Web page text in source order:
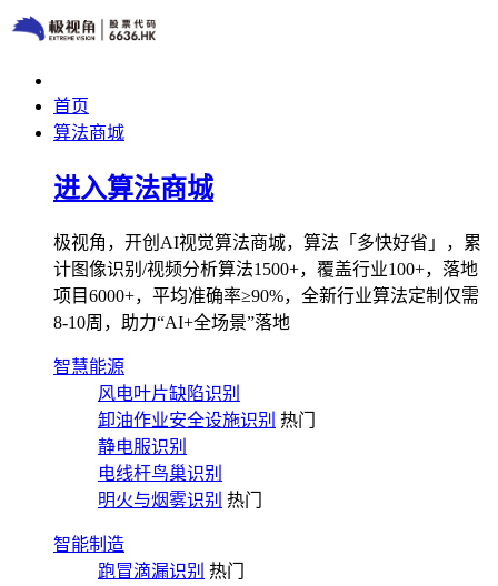
首页
算法商城
进入算法商城
极视角，开创AI视觉算法商城，算法「多快好省」，累
计图像识别/视频分析算法1500+，覆盖行业100+，落地
项目6000+，平均准确率≥90%，全新行业算法定制仅需
8-10周，助力“AI+全场景”落地
智慧能源
风电叶片缺陷识别
卸油作业安全设施识别 热门
静电服识别
电线杆鸟巢识别
明火与烟雾识别 热门
智能制造
跑冒滴漏识别 热门